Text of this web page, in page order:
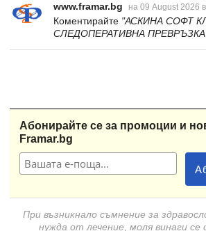
www.framar.bg на 09 August 2026
Коментирайте "АСКИНА СОФТ
СЛЕДОПЕРАТИВНА ПРЕВРЪЗКА
Абонирайте се за промоции и
Framar.bg
При възникнало съмнение за
нужда от лечение, моля винаги